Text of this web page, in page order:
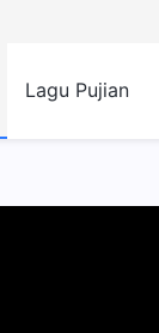
Lagu Pujian